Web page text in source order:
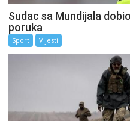
Sudac sa Mundijala
poruka
Sport Vijesti